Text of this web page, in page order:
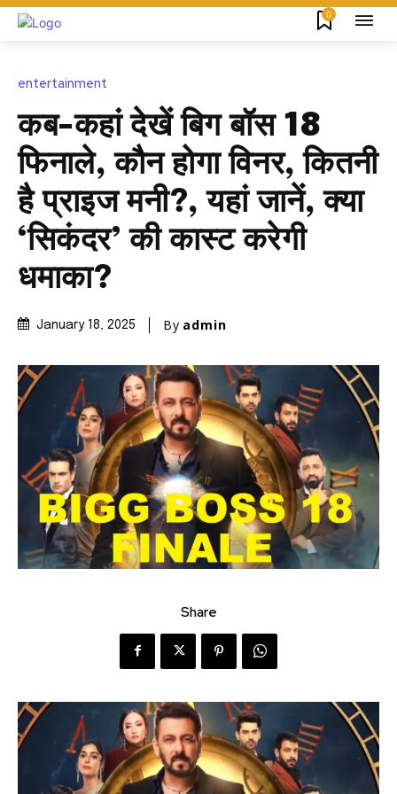
0
entertainment
कब-कहां देखें बिग बॉस 18
फिनाले, कौन होगा विनर, कितनी
है प्राइज मनी?, यहां जानें, क्या
‘सिकंदर’ की कास्ट करेगी
धमाका?
January 18, 2025 By admin
Share